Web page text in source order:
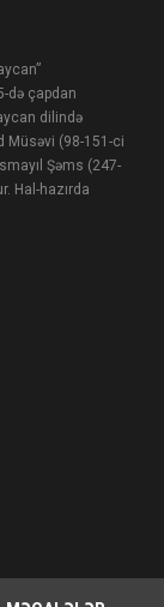
də çapdan
dilində
Müsəvi (98-151-ci
Şəms (247-
Hal-hazırda